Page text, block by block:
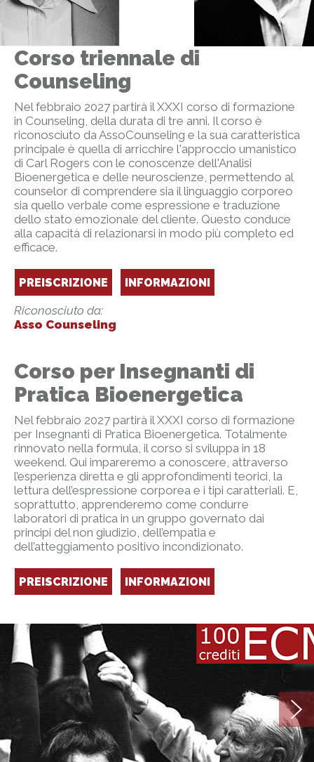
Corso triennale di
Counseling
Nel febbraio 2027 partirà il XXXI corso di formazione
in Counseling, della durata di tre anni. Il corso è
riconosciuto da AssoCounseling e la sua caratteristica
principale è quella di arricchire l'approccio umanistico
di Carl Rogers con le conoscenze dell'Analisi
Bioenergetica e delle neuroscienze, permettendo al
counselor di comprendere sia il linguaggio corporeo
sia quello verbale come espressione e traduzione
dello stato emozionale del cliente. Questo conduce
alla capacità di relazionarsi in modo più completo ed
efficace.
PREISCRIZIONE INFORMAZIONI
Riconosciuto da:
Asso Counseling
Corso per Insegnanti di
Pratica Bioenergetica
Nel febbraio 2027 partirà il XXXI corso di formazione
per Insegnanti di Pratica Bioenergetica. Totalmente
rinnovato nella formula, il corso si sviluppa in 18
weekend. Qui impareremo a conoscere, attraverso
l’esperienza diretta e gli approfondimenti teorici, la
lettura dell’espressione corporea e i tipi caratteriali. E,
soprattutto, apprenderemo come condurre
laboratori di pratica in un gruppo governato dai
principi del non giudizio, dell’empatia e
dell’atteggiamento positivo incondizionato.
PREISCRIZIONE INFORMAZIONI